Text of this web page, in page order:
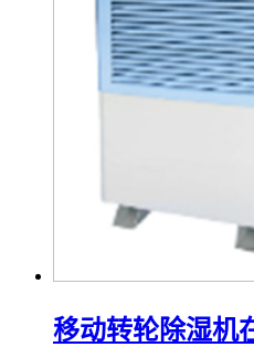
移动转轮除湿机